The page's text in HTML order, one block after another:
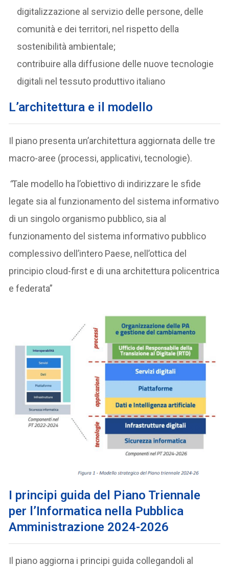
digitalizzazione al servizio delle persone, delle
comunità e dei territori, nel rispetto della
sostenibilità ambientale;
contribuire alla diffusione delle nuove tecnologie
digitali nel tessuto produttivo italiano
L’architettura e il modello
Il piano presenta un’architettura aggiornata delle tre
macro-aree (processi, applicativi, tecnologie).
“Tale modello ha l’obiettivo di indirizzare le sfide
legate sia al funzionamento del sistema informativo
di un singolo organismo pubblico, sia al
funzionamento del sistema informativo pubblico
complessivo dell’intero Paese, nell’ottica del
principio cloud-first e di una architettura policentrica
e federata”
I principi guida del Piano Triennale
per l’Informatica nella Pubblica
Amministrazione 2024-2026
Il piano aggiorna i principi guida collegandoli al